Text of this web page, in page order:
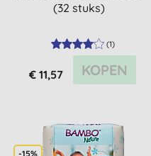
(32 stuks)
(1)
€ 11,57 KOPEN
-15%